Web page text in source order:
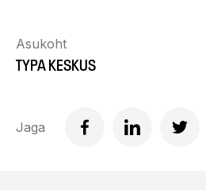
Asukoht
TYPA KESKUS
Jaga